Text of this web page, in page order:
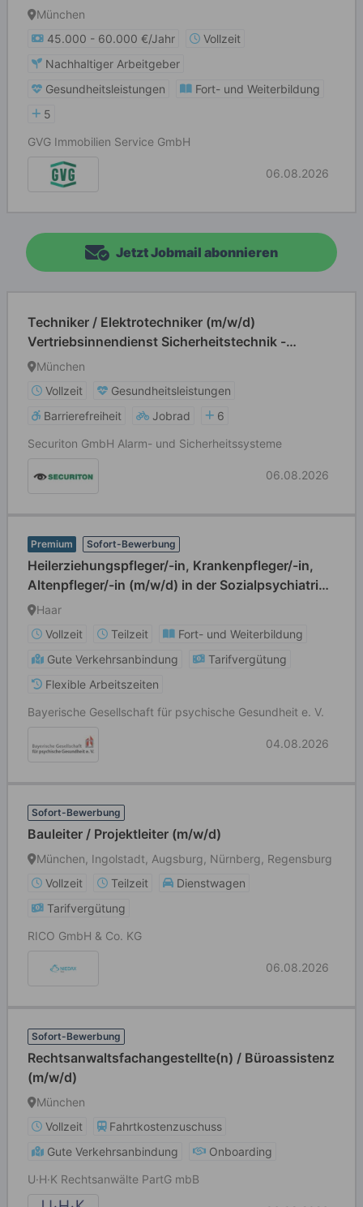
München
45.000 - 60.000 €/Jahr
Vollzeit
Nachhaltiger Arbeitgeber
Gesundheitsleistungen
Fort- und Weiterbildung
5
GVG Immobilien Service GmbH
06.08.2026
Jetzt Jobmail abonnieren
Techniker / Elektrotechniker (m/w/d)
Vertriebsinnendienst Sicherheitstechnik -
München
München
Vollzeit
Gesundheitsleistungen
Barrierefreiheit
Jobrad
6
Securiton GmbH Alarm- und Sicherheitssysteme
06.08.2026
Premium Sofort-Bewerbung
Heilerziehungspfleger/-in, Krankenpfleger/-in,
Altenpfleger/-in (m/w/d) in der Sozialpsychiatrie -
Vollzeit / Teilzeit
Haar
Vollzeit
Teilzeit
Fort- und Weiterbildung
Gute Verkehrsanbindung
Tarifvergütung
Flexible Arbeitszeiten
Bayerische Gesellschaft für psychische Gesundheit e. V.
04.08.2026
Sofort-Bewerbung
Bauleiter / Projektleiter (m/w/d)
München, Ingolstadt, Augsburg, Nürnberg, Regensburg
Vollzeit
Teilzeit
Dienstwagen
Tarifvergütung
RICO GmbH & Co. KG
06.08.2026
Sofort-Bewerbung
Rechtsanwaltsfachangestellte(n) / Büroassistenz
(m/w/d)
München
Vollzeit
Fahrtkostenzuschuss
Gute Verkehrsanbindung
Onboarding
U·H·K Rechtsanwälte PartG mbB